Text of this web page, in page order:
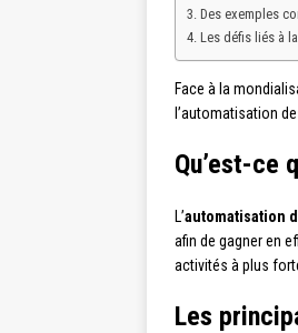
Des exemples
Les défis liés à
Face à la
l’automatisation
Qu’est-ce
L’automatisation
afin de gagner en
activités à plus
Les